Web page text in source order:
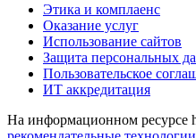
Этика и комплаенс
Оказание услуг
Использование сайтов
Защита персональных
Пользовательское
ИТ аккредитация
На информационном ресурсе